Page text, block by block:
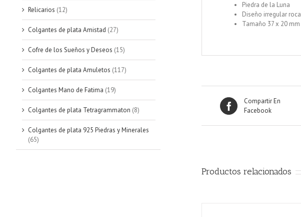
Piedra de la Luna
Diseño irregular roca
Tamaño 37 x 20 mm
Compartir En
Facebook
Productos relacionados
Relicarios (12)
Colgantes de plata Amistad (27)
Cofre de los Sueños y Deseos (15)
Colgantes de plata Amuletos (117)
Colgantes Mano de Fatima (19)
Colgantes de plata Tetragrammaton (8)
Colgantes de plata 925 Piedras y Minerales
(65)